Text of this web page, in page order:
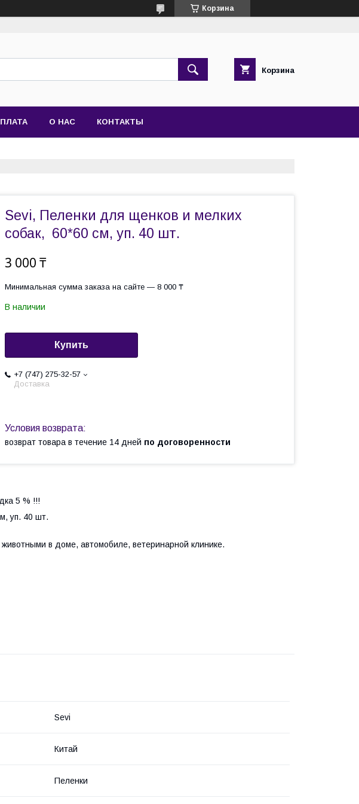
Корзина
Корзина
О НАС КОНТАКТЫ
Sevi, Пеленки для щенков и мелких
собак, 60*60 см, уп. 40 шт.
3 000 ₸
Минимальная сумма заказа на сайте — 8 000 ₸
В наличии
Купить
+7 (747) 275-32-57
Доставка
возврат товара в течение 14 дней по договоренности
5 % !!!
уп. 40 шт.
в доме, автомобиле, ветеринарной клинике.
Sevi
Китай
Пеленки